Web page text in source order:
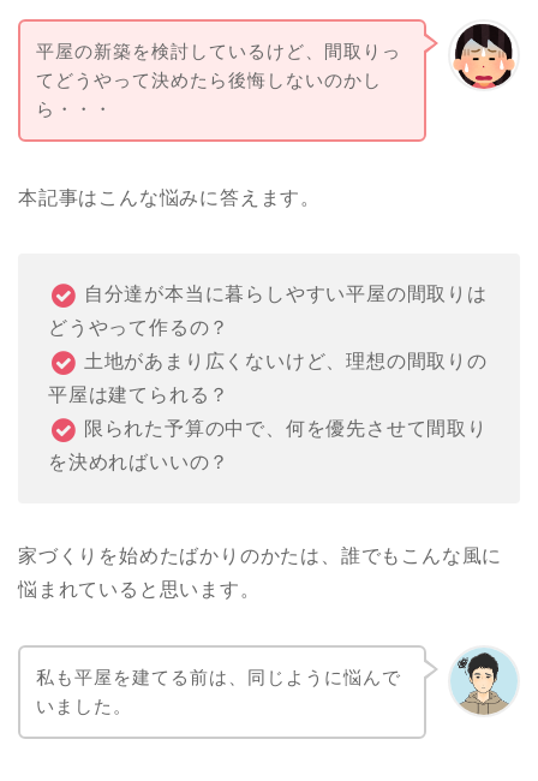
平屋の新築を検討しているけど、間取りっ
てどうやって決めたら後悔しないのかし
ら・・・
本記事はこんな悩みに答えます。
自分達が本当に暮らしやすい平屋の間取りは
どうやって作るの？
土地があまり広くないけど、理想の間取りの
平屋は建てられる？
限られた予算の中で、何を優先させて間取り
を決めればいいの？
家づくりを始めたばかりのかたは、誰でもこんな風に
悩まれていると思います。
私も平屋を建てる前は、同じように悩んで
いました。